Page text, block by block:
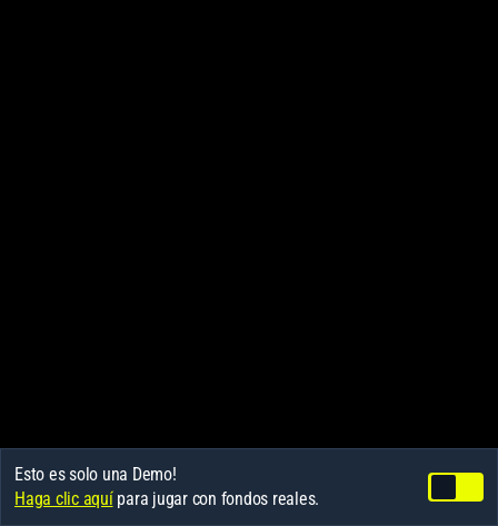
Esto es solo una Demo!
Haga clic aquípara jugar con fondos reales.